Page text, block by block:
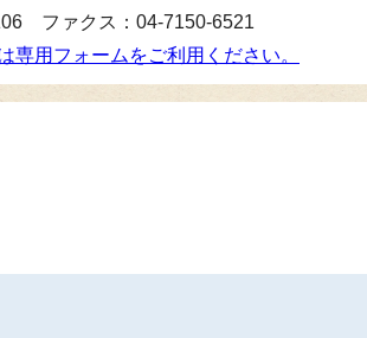
ファクス：04-7150-6521
専用フォームをご利用ください。